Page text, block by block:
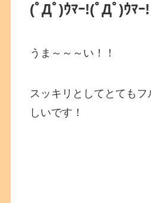
(ﾟДﾟ)ｳﾏｰ!(ﾟДﾟ)ｳﾏｰ!
うま～～～い！！
スッキリとしてとても
しいです！